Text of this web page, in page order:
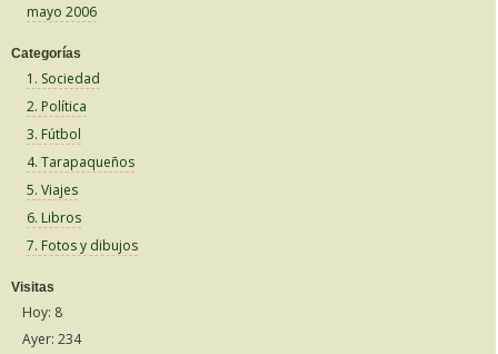
mayo 2006
Categorías
1. Sociedad
2. Política
3. Fútbol
4. Tarapaqueños
5. Viajes
6. Libros
7. Fotos y dibujos
Visitas
Hoy: 8
Ayer: 234